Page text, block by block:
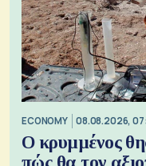
ECONOMY 08.08.2026,
Ο κρυμμένος